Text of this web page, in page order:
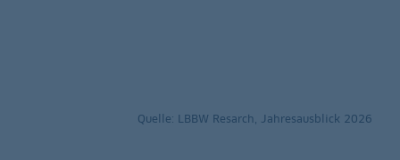
Quelle: LBBW Resarch, Jahresausblick 2026